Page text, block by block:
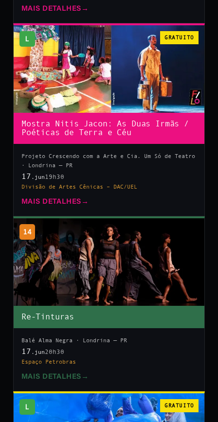
MAIS DETALHES →
L GRATUITO
Mostra Nitis Jacon: As Duas Irmãs /
Poéticas de Terra e Céu
Projeto Crescendo com a Arte e Cia. Um Só de Teatro
· Londrina — PR
17 .jun 19h30
Divisão de Artes Cênicas – DAC/UEL
MAIS DETALHES →
14
Re-Tinturas
Balé Alma Negra · Londrina — PR
17 .jun20h30
Espaço Petrobras
MAIS DETALHES →
L GRATUITO